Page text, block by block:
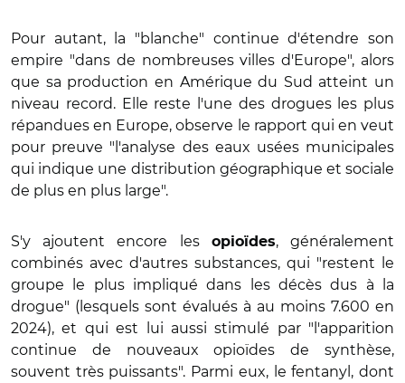
Pour autant, la "blanche" continue d'étendre son
empire "dans de nombreuses villes d'Europe", alors
que sa production en Amérique du Sud atteint un
niveau record. Elle reste l'une des drogues les plus
répandues en Europe, observe le rapport qui en veut
pour preuve "l'analyse des eaux usées municipales
qui indique une distribution géographique et sociale
de plus en plus large".
S'y ajoutent encore les opioïdes, généralement
combinés avec d'autres substances, qui "restent le
groupe le plus impliqué dans les décès dus à la
drogue" (lesquels sont évalués à au moins 7.600 en
2024), et qui est lui aussi stimulé par "l'apparition
continue de nouveaux opioïdes de synthèse,
souvent très puissants". Parmi eux, le fentanyl, dont